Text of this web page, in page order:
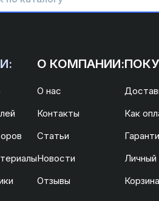
О КОМПАНИИ:
О нас
Контакты
Статьи
Новости
Отзывы
Как
Личный
Корзина